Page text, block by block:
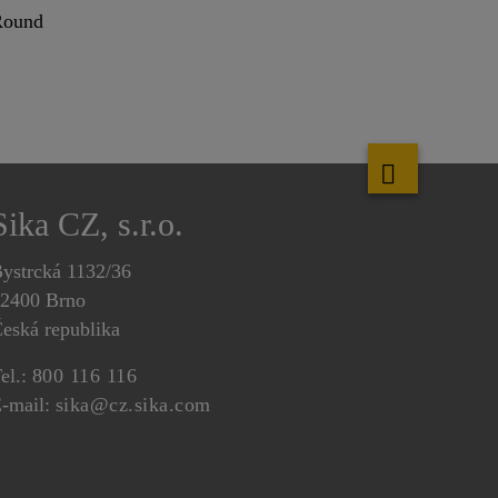
CZ, s.r.o.
1132/36
Brno
republika
800 116 116
mail: sika@cz.sika.com